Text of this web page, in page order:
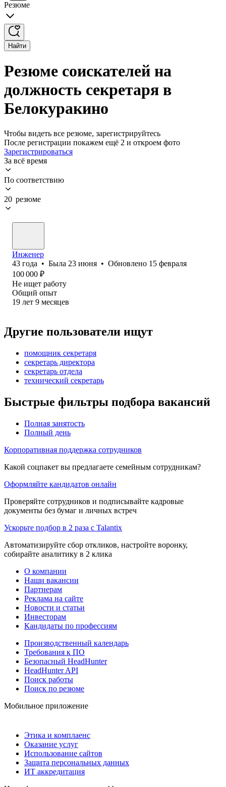
Резюме
Найти
Резюме соискателей на
должность секретаря в
Белокуракино
Чтобы видеть все резюме, зарегистрируйтесь
После регистрации покажем ещё 2 и откроем фото
Зарегистрироваться
За всё время
По соответствию
20 резюме
Инженер
43 года • Была 23 июня • Обновлено 15 февраля
100 000 ₽
Не ищет работу
Общий опыт
19 лет 9 месяцев
Другие пользователи ищут
помощник секретаря
секретарь директора
секретарь отдела
технический секретарь
Быстрые фильтры подбора вакансий
Полная занятость
Полный день
Корпоративная поддержка сотрудников
Какой соцпакет вы предлагаете семейным сотрудникам?
Оформляйте кандидатов онлайн
Проверяйте сотрудников и подписывайте кадровые
документы без бумаг и личных встреч
Ускорьте подбор в 2 раза с Talantix
Автоматизируйте сбор откликов, настройте воронку,
собирайте аналитику в 2 клика
О компании
Наши вакансии
Партнерам
Реклама на сайте
Новости и статьи
Инвесторам
Кандидаты по профессиям
Производственный календарь
Требования к ПО
Безопасный HeadHunter
HeadHunter API
Поиск работы
Поиск по резюме
Мобильное приложение
Этика и комплаенс
Оказание услуг
Использование сайтов
Защита персональных данных
ИТ аккредитация